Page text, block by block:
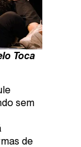
Toca
sem
de